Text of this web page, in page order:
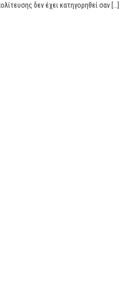
δεν έχει κατηγορηθεί σαν [...]